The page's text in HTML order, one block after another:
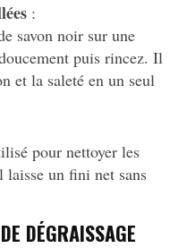
:
savon noir sur une
puis rincez. Il
et la saleté en un seul
pour nettoyer les
un fini net sans
DÉGRAISSAGE